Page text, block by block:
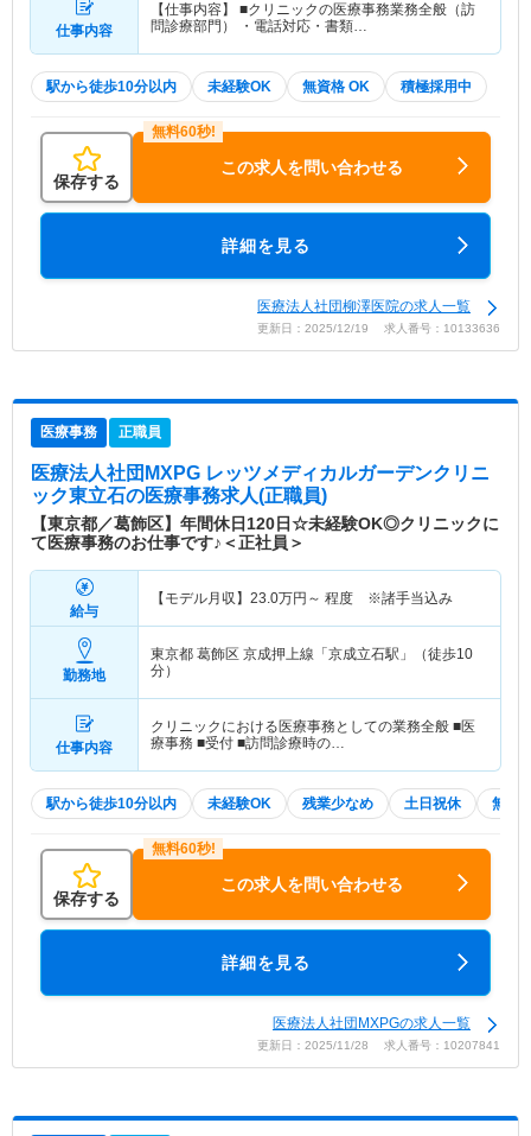
仕事内容
【仕事内容】 ■クリニックの医療事務業務全般（訪
問診療部門） ・電話対応・書類…
駅から徒歩10分以内 未経験OK 無資格 OK 積極採用中
保存する
この求人を問い合わせる
詳細を見る
医療法人社団柳澤医院の求人一覧
更新日：2025/12/19 求人番号：10133636
医療事務 正職員
医療法人社団MXPG レッツメディカルガーデンクリニ
ック東立石の医療事務求人(正職員)
【東京都／葛飾区】年間休日120日☆未経験OK◎クリニックに
て医療事務のお仕事です♪＜正社員＞
給与
【モデル月収】 23.0万円～ 程度 ※諸手当込み
勤務地
東京都 葛飾区 京成押上線「京成立石駅」（徒歩10
分）
仕事内容
クリニックにおける医療事務としての業務全般 ■医
療事務 ■受付 ■訪問診療時の…
駅から徒歩10分以内 未経験OK 残業少なめ 土日祝休 無資
保存する
この求人を問い合わせる
詳細を見る
医療法人社団MXPGの求人一覧
更新日：2025/11/28 求人番号：10207841